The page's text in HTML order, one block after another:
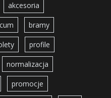
akcesoria
bramy
profile
normalizacja
promocje